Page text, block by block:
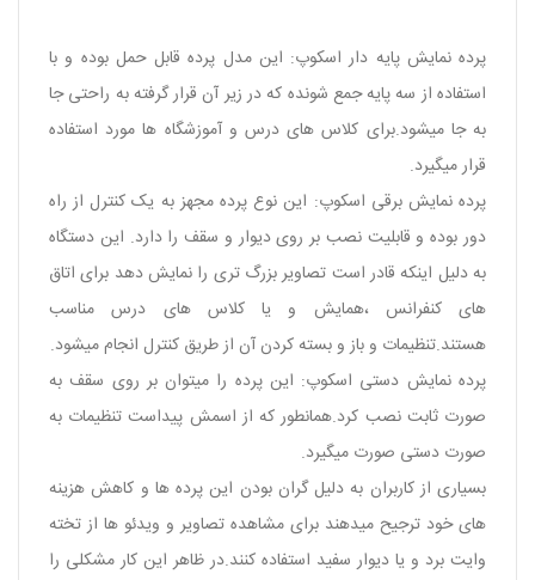
پرده نمایش پایه دار اسکوپ: این مدل پرده قابل حمل بوده و با
استفاده از سه پایه جمع شونده که در زیر آن قرار گرفته به راحتی جا
به جا میشود.برای کلاس های درس و آموزشگاه ها مورد استفاده
قرار میگیرد.
پرده نمایش برقی اسکوپ: این نوع پرده مجهز به یک کنترل از راه
دور بوده و قابلیت نصب بر روی دیوار و سقف را دارد. این دستگاه
به دلیل اینکه قادر است تصاویر بزرگ تری را نمایش دهد برای اتاق
های کنفرانس ،همایش و یا کلاس های درس مناسب
هستند.تنظیمات و باز و بسته کردن آن از طریق کنترل انجام میشود.
پرده نمایش دستی اسکوپ: این پرده را میتوان بر روی سقف به
صورت ثابت نصب کرد.همانطور که از اسمش پیداست تنظیمات به
صورت دستی صورت میگیرد.
بسیاری از کاربران به دلیل گران بودن این پرده ها و کاهش هزینه
های خود ترجیح میدهند برای مشاهده تصاویر و ویدئو ها از تخته
وایت برد و یا دیوار سفید استفاده کنند.در ظاهر این کار مشکلی را